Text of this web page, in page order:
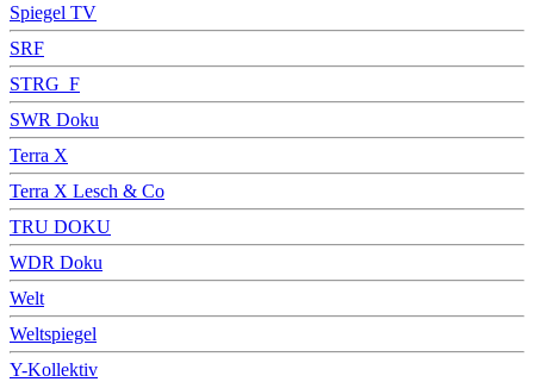
Spiegel TV
SRF
STRG_F
SWR Doku
Terra X
Terra X Lesch & Co
TRU DOKU
WDR Doku
Welt
Weltspiegel
Y-Kollektiv